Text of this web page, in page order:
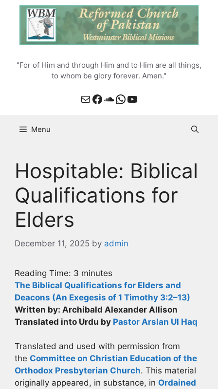
"For of Him and through Him and to Him are all things,
to whom be glory forever. Amen."
MailFacebook
SoundCloud
WhatsApp
YouTube
Menu
Hospitable: Biblical
Qualifications for
Elders
December 11, 2025 by admin
Reading Time: 3 minutes
The Biblical Qualifications for Elders and
Deacons (An Exegesis of 1 Timothy 3:2–13)
Written by: Archibald Alexander Allison
Translated into Urdu by Pastor Arslan Ul Haq
Translated and used with permission from
the Committee on Christian Education of the
Orthodox Presbyterian Church. This material
originally appeared, in substance, in Ordained